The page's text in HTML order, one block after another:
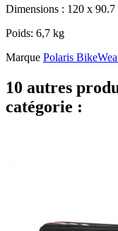
Dimensions : 120 x
Poids: 6,7 kg
Marque Polaris
10 autres
catégorie :